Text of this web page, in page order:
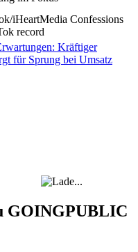
iHeartMedia Confessions
record
Kräftiger
für Sprung bei Umsatz
GOINGPUBLIC